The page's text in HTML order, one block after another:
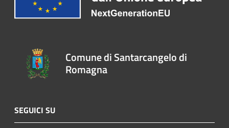
Comune di Santarcangelo di
Romagna
SEGUICI SU